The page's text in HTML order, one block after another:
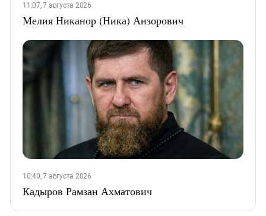
11:07, 7 августа 2026
Мелия Никанор (Ника) Анзорович
10:40, 7 августа 2026
Кадыров Рамзан Ахматович